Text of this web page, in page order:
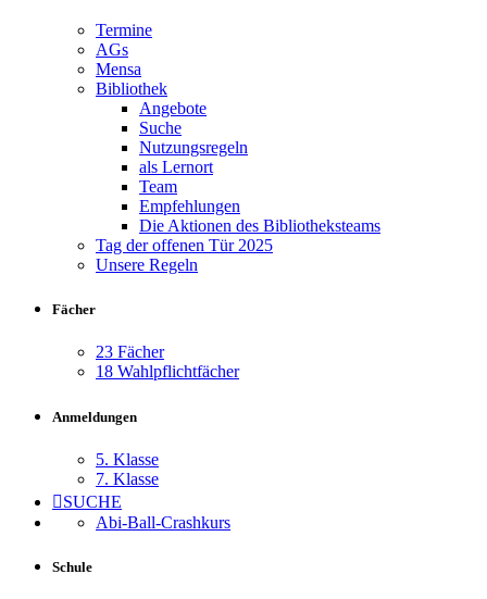
Termine
AGs
Mensa
Bibliothek
Angebote
Suche
Nutzungsregeln
als Lernort
Team
Empfehlungen
Die Aktionen des Bibliotheksteams
Tag der offenen Tür 2025
Unsere Regeln
Fächer
23 Fächer
18 Wahlpflichtfächer
Anmeldungen
5. Klasse
7. Klasse
SUCHE
Abi-Ball-Crashkurs
Schule